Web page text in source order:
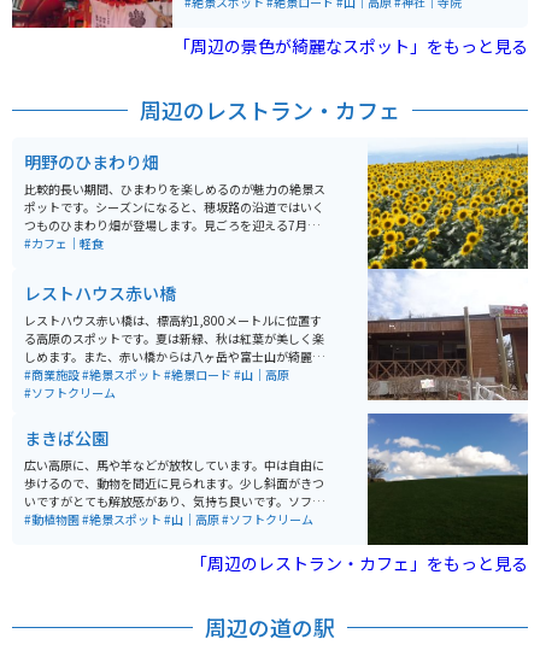
参拝者が訪れます。 特昇仙峡の壮大な渓谷美と合わせて
訪れることで、自然の力強さと神聖な雰囲気を同時に感
山にあるので敷地が階段と坂になっています。敷地内全
「周辺の景色が綺麗なスポット」をもっと見る
周辺のレストラン・カフェ
明野のひまわり畑
比較的長い期間、ひまわりを楽しめるのが魅力の絶景ス
ポットです。シーズンになると、穂坂路の沿道ではいく
つものひまわり畑が登場します。見ごろを迎える7月下旬
から8月中旬頃にかけては、明野のひまわり畑を中心に
#カフェ｜軽食
レストハウス赤い橋
レストハウス赤い橋は、標高約1,800メートルに位置す
る高原のスポットです。夏は新緑、秋は紅葉が美しく楽
しめます。また、赤い橋からは八ヶ岳や富士山が綺麗に
見えるため、橋下を上空から眺めることができる貴重な
スポットです。 レストハウス赤い橋では、有名なソフト
ます。
#商業施設#絶景スポット #絶景ロード #山｜高原
#ソフトクリーム
まきば公園
広い高原に、馬や羊などが放牧しています。中は自由に
歩けるので、動物を間近に見られます。少し斜面がきつ
いですがとても解放感があり、気持ち良いです。ソフト
クリームが牛乳が濃くとても美味しいです。レストラン
#動植物園#絶景スポット #山｜高原#ソフトクリーム
「周辺のレストラン・カフェ」をもっと見る
周辺の道の駅